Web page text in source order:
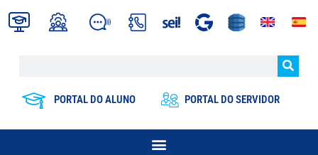
PORTAL DO ALUNO PORTAL DO SERVIDOR